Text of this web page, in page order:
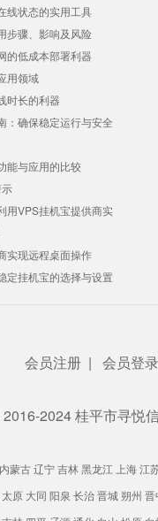
线状态的实用工具
步骤、影响及风险
的低成本部署利器
用领域
时长的利器
：确保稳定运行与安全
能与应用的比较
用VPS挂机宝提供商实
实现远程桌面操作
定挂机宝的选择与设置
会员注册 | 会员登录
2024 桂平市寻悦
内蒙古辽宁吉林黑龙江 上海江
太原 大同 阳泉 长治晋城 朔州 晋